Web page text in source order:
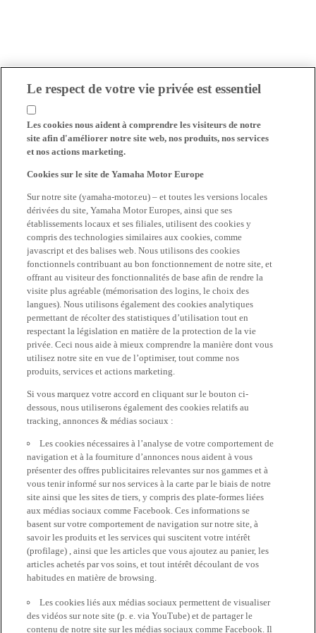
Le respect de votre vie privée est essentiel
Les cookies nous aident à comprendre les visiteurs de notre
site afin d'améliorer notre site web, nos produits, nos services
et nos actions marketing.
Cookies sur le site de Yamaha Motor Europe
Sur notre site (yamaha-motor.eu) – et toutes les versions locales
dérivées du site, Yamaha Motor Europes, ainsi que ses
établissements locaux et ses filiales, utilisent des cookies y
compris des technologies similaires aux cookies, comme
javascript et des balises web. Nous utilisons des cookies
fonctionnels contribuant au bon fonctionnement de notre site, et
offrant au visiteur des fonctionnalités de base afin de rendre la
visite plus agréable (mémorisation des logins, le choix des
langues). Nous utilisons également des cookies analytiques
permettant de récolter des statistiques d’utilisation tout en
respectant la législation en matière de la protection de la vie
privée. Ceci nous aide à mieux comprendre la manière dont vous
utilisez notre site en vue de l’optimiser, tout comme nos
produits, services et actions marketing.
Si vous marquez votre accord en cliquant sur le bouton ci-
dessous, nous utiliserons également des cookies relatifs au
tracking, annonces & médias sociaux :
Les cookies nécessaires à l’analyse de votre comportement de
navigation et à la fourniture d’annonces nous aident à vous
présenter des offres publicitaires relevantes sur nos gammes et à
vous tenir informé sur nos services à la carte par le biais de notre
site ainsi que les sites de tiers, y compris des plate-formes liées
aux médias sociaux comme Facebook. Ces informations se
basent sur votre comportement de navigation sur notre site, à
savoir les produits et les services qui suscitent votre intérêt
(profilage) , ainsi que les articles que vous ajoutez au panier, les
articles achetés par vos soins, et tout intérêt découlant de vos
habitudes en matière de browsing.
Les cookies liés aux médias sociaux permettent de visualiser
des vidéos sur note site (p. e. via YouTube) et de partager le
contenu de notre site sur les médias sociaux comme Facebook. Il